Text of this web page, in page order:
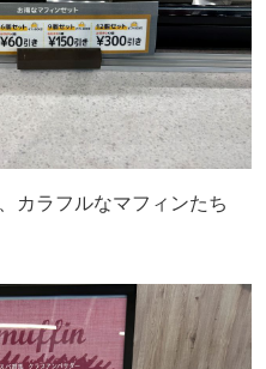
カラフルなマフィンたち